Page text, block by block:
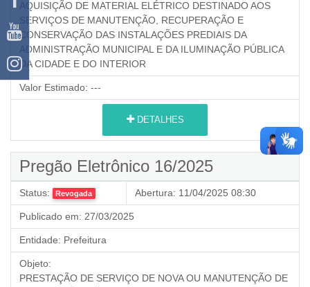
AQUISIÇÃO DE MATERIAL ELÉTRICO DESTINADO AOS
SERVIÇOS DE MANUTENÇÃO, RECUPERAÇÃO E
CONSERVAÇÃO DAS INSTALAÇÕES PREDIAIS DA
ADMINISTRAÇÃO MUNICIPAL E DA ILUMINAÇÃO PÚBLICA
DA CIDADE E DO INTERIOR
Valor Estimado: ---
DETALHES
Pregão Eletrônico 16/2025
Status: Revogada Abertura: 11/04/2025 08:30
Publicado em: 27/03/2025
Entidade: Prefeitura
Objeto:
PRESTAÇÃO DE SERVIÇO DE NOVA OU MANUTENÇÃO DE